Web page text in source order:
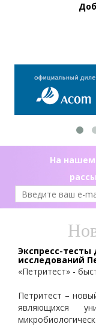
На нашем
Экспресс-тесты
исследований
«Петритест» -
Петритест –
являющихся